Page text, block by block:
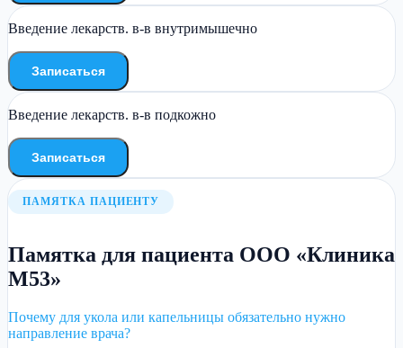
Введение лекарств. в-в внутримышечно
Записаться
Введение лекарств. в-в подкожно
Записаться
ПАМЯТКА ПАЦИЕНТУ
Памятка для пациента ООО «Клиника
М53»
Почему для укола или капельницы обязательно нужно
направление врача?